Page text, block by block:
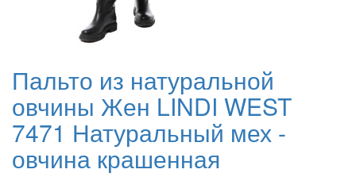
Пальто из натуральной
овчины Жен LINDI WEST
7471 Натуральный мех -
овчина крашенная